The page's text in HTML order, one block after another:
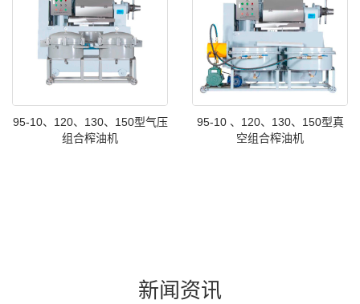
95-10、120、130、150型气压
组合榨油机
95-10 、120、130、150型真
空组合榨油机
新闻资讯